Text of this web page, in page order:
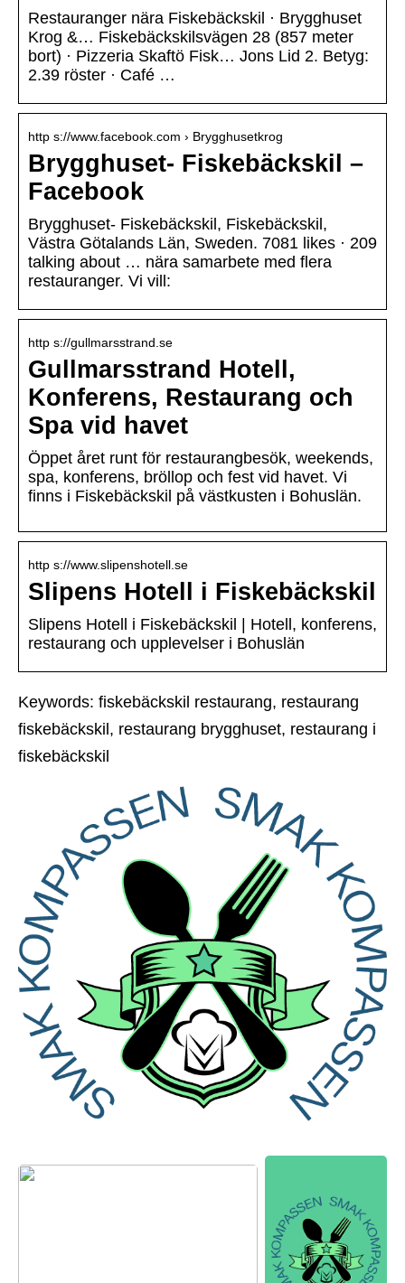
Restauranger nära Fiskebäckskil · Brygghuset
Krog &… Fiskebäckskilsvägen 28 (857 meter
bort) · Pizzeria Skaftö Fisk… Jons Lid 2. Betyg:
2.39 röster · Café …
http s://www.facebook.com › Brygghusetkrog
Brygghuset- Fiskebäckskil –
Facebook
Brygghuset- Fiskebäckskil, Fiskebäckskil,
Västra Götalands Län, Sweden. 7081 likes · 209
talking about … nära samarbete med flera
restauranger. Vi vill:
http s://gullmarsstrand.se
Gullmarsstrand Hotell,
Konferens, Restaurang och
Spa vid havet
Öppet året runt för restaurangbesök, weekends,
spa, konferens, bröllop och fest vid havet. Vi
finns i Fiskebäckskil på västkusten i Bohuslän.
http s://www.slipenshotell.se
Slipens Hotell i Fiskebäckskil
Slipens Hotell i Fiskebäckskil | Hotell, konferens,
restaurang och upplevelser i Bohuslän
Keywords: fiskebäckskil restaurang, restaurang
fiskebäckskil, restaurang brygghuset, restaurang i
fiskebäckskil